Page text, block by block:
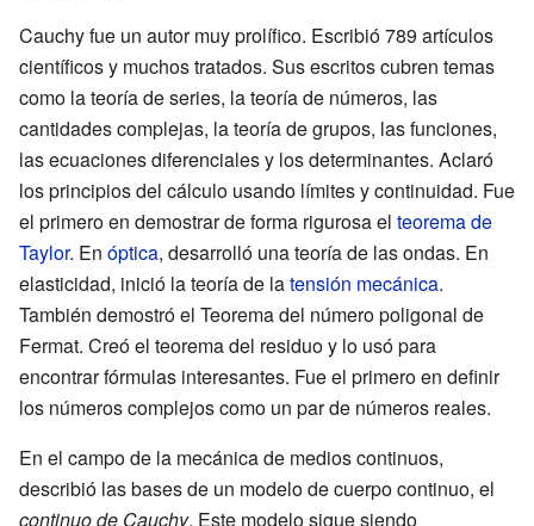
Cauchy fue un autor muy prolífico. Escribió 789 artículos
científicos y muchos tratados. Sus escritos cubren temas
como la teoría de series, la teoría de números, las
cantidades complejas, la teoría de grupos, las funciones,
las ecuaciones diferenciales y los determinantes. Aclaró
los principios del cálculo usando límites y continuidad. Fue
el primero en demostrar de forma rigurosa el teorema de
Taylor. En óptica, desarrolló una teoría de las ondas. En
elasticidad, inició la teoría de latensión mecánica.
También demostró el Teorema del número poligonal de
Fermat. Creó el teorema del residuo y lo usó para
encontrar fórmulas interesantes. Fue el primero en definir
los números complejos como un par de números reales.
En el campo de la mecánica de medios continuos,
describió las bases de un modelo de cuerpo continuo, el
continuo de Cauchy. Este modelo sigue siendo